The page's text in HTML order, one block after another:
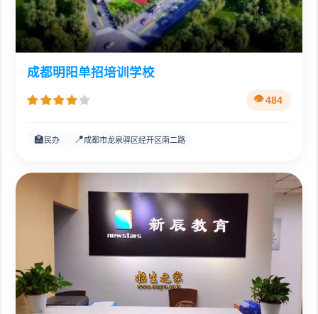
成都明阳单招培训学校
484
🏫 民办 📍成都市龙泉驿区经开区南二路